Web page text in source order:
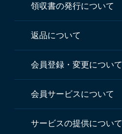
領収書の発行について
返品について
会員登録・変更について
会員サービスについて
サービスの提供について